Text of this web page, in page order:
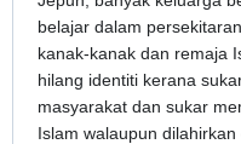
belajar dalam
kanak-kanak dan remaja
hilang identiti kerana
masyarakat dan sukar
Islam walaupun